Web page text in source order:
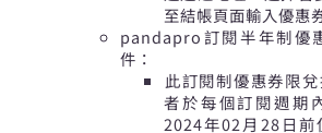
至結帳頁面輸入優惠
pandapro訂閱半年制優
件：
此訂閱制優惠券限
者於每個訂閱週期
2024年02月28日前